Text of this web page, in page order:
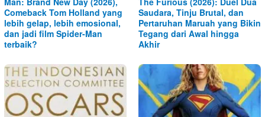
Comeback Tom Holland yang
lebih gelap, lebih emosional,
dan jadi film Spider-Man
terbaik?
Saudara, Tinju Brutal, dan
Pertaruhan Maruah yang Bikin
Tegang dari Awal hingga
Akhir